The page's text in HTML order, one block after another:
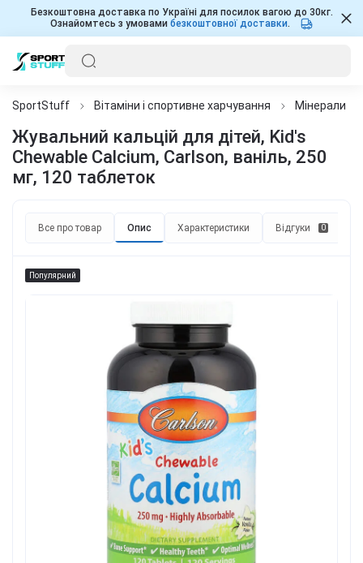
Безкоштовна доставка по Україні для посилок вагою до 30кг.
Ознайомтесь з умовами безкоштовної доставки.
SportStuff Вітаміни і спортивне харчування Мінерали
Жувальний кальцій для дітей, Kid's
Chewable Calcium, Carlson, ваніль, 250
мг, 120 таблеток
Все про товар Опис Характеристики Відгуки 0
Популярний